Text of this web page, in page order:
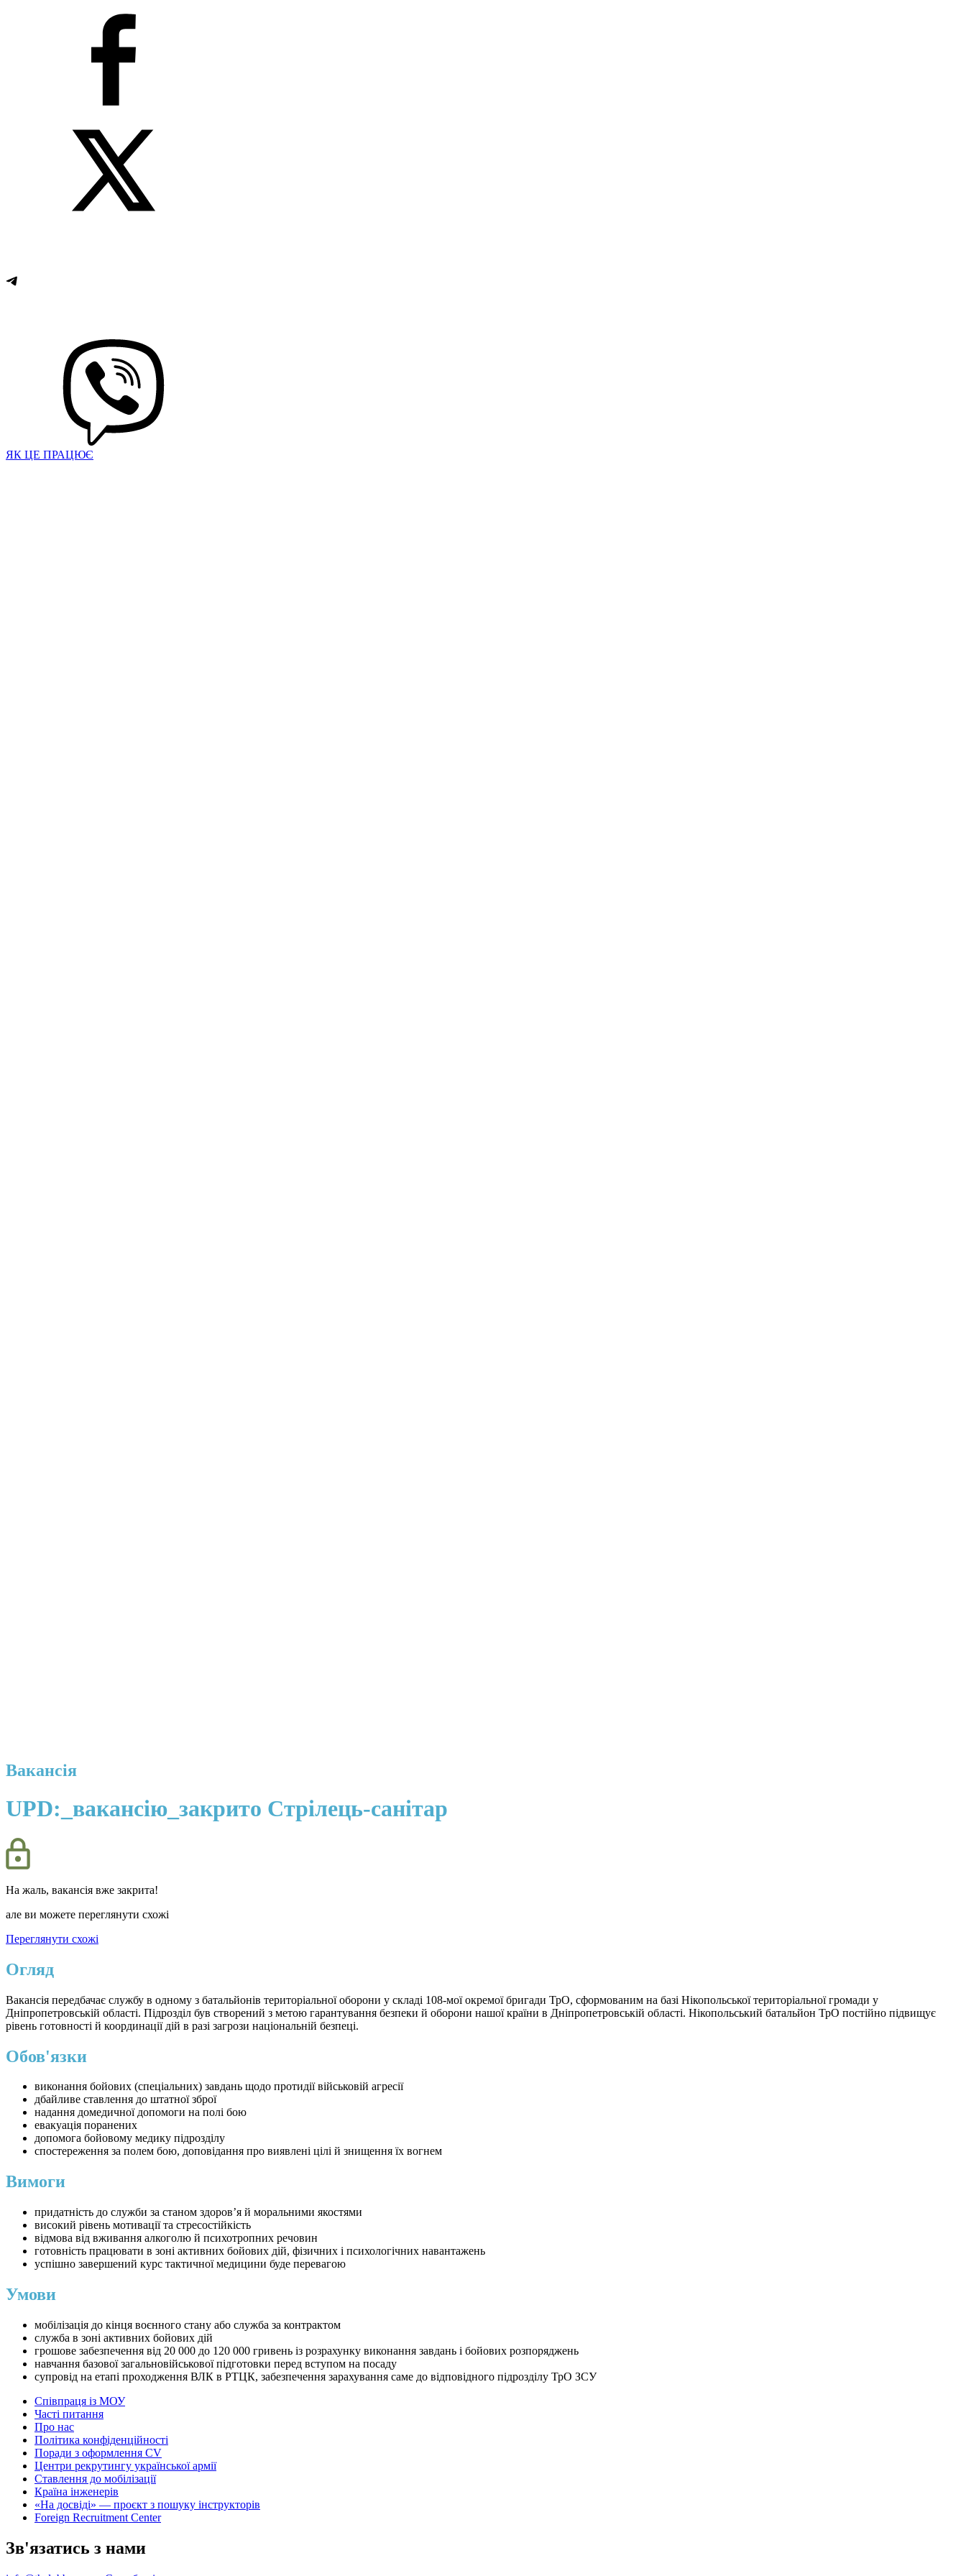
ЯК ЦЕ ПРАЦЮЄ
Вакансія
UPD:_вакансію_закрито Стрілець-санітар
На жаль, вакансія вже закрита!
але ви можете переглянути схожі
Переглянути схожі
Огляд
Вакансія передбачає службу в одному з батальйонів територіальної оборони у складі 108-мої окремої бригади ТрО, сформованим на базі Нікопольської територіальної громади у
Дніпропетровській області. Підрозділ був створений з метою гарантування безпеки й оборони нашої країни в Дніпропетровській області. Нікопольський батальйон ТрО постійно підвищує
рівень готовності й координації дій в разі загрози національній безпеці.
Обов'язки
виконання бойових (спеціальних) завдань щодо протидії військовій агресії
дбайливе ставлення до штатної зброї
надання домедичної допомоги на полі бою
евакуація поранених
допомога бойовому медику підрозділу
спостереження за полем бою, доповідання про виявлені цілі й знищення їх вогнем
Вимоги
придатність до служби за станом здоров’я й моральними якостями
високий рівень мотивації та стресостійкість
відмова від вживання алкоголю й психотропних речовин
готовність працювати в зоні активних бойових дій, фізичних і психологічних навантажень
успішно завершений курс тактичної медицини буде перевагою
Умови
мобілізація до кінця воєнного стану або служба за контрактом
служба в зоні активних бойових дій
грошове забезпечення від 20 000 до 120 000 гривень із розрахунку виконання завдань і бойових розпоряджень
навчання базової загальновійськової підготовки перед вступом на посаду
супровід на етапі проходження ВЛК в РТЦК, забезпечення зарахування саме до відповідного підрозділу ТрО ЗСУ
Співпраця із МОУ
Часті питання
Про нас
Політика конфіденційності
Поради з оформлення CV
Центри рекрутингу української армії
Ставлення до мобілізації
Країна інженерів
«На досвіді» — проєкт з пошуку інструкторів
Foreign Recruitment Center
Зв'язатись з нами